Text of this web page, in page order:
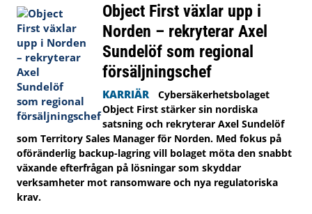
Object First växlar upp i
Norden – rekryterar Axel
Sundelöf som regional
försäljningschef
KARRIÄR
Cybersäkerhetsbolaget
Object First stärker sin nordiska
satsning och rekryterar Axel Sundelöf
som Territory Sales Manager för Norden. Med fokus på
oföränderlig backup-lagring vill bolaget möta den snabbt
växande efterfrågan på lösningar som skyddar
verksamheter mot ransomware och nya regulatoriska
krav.